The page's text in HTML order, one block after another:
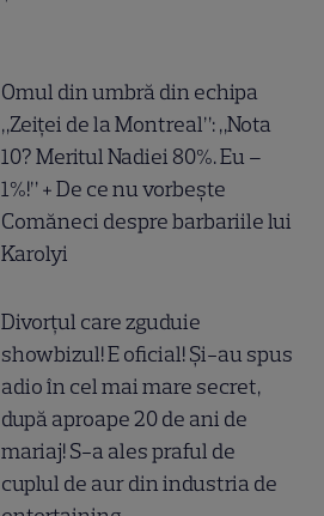
Omul din umbră din echipa
„Zeiței de la Montreal”: „Nota
10? Meritul Nadiei 80%. Eu –
1%!” + De ce nu vorbește
Comăneci despre barbariile lui
Karolyi
Divorțul care zguduie
showbizul! E oficial! Și-au spus
adio în cel mai mare secret,
după aproape 20 de ani de
mariaj! S-a ales praful de
cuplul de aur din industria de